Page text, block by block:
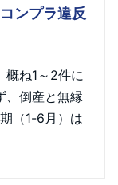
ンプラ違反
概ね1～2件に
、倒産と無縁
（1-6月）は